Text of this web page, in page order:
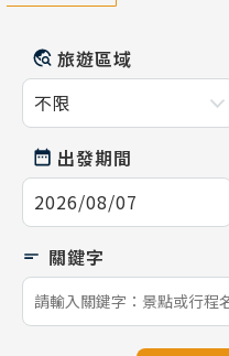
旅遊區域
出發期間